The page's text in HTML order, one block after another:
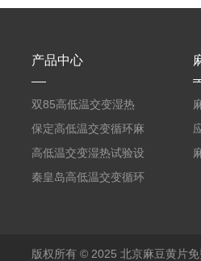
产品中心
双85高低温交变湿热
试验机
保定高低温交变循环麻
豆最新网址在线观看
高低温交变湿热试验设
备 潮湿麻豆最新网址
秦皇岛高低温交变循环
版权所有 © 2025 北京麻豆黄片